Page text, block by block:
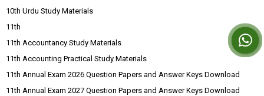
10th Urdu Study Materials
11th
11th Accountancy Study Materials
11th Accounting Practical Study Materials
11th Annual Exam 2026 Question Papers and Answer Keys Download
11th Annual Exam 2027 Question Papers and Answer Keys Download